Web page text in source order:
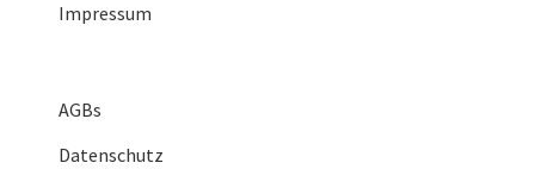
Impressum
AGBs
Datenschutz